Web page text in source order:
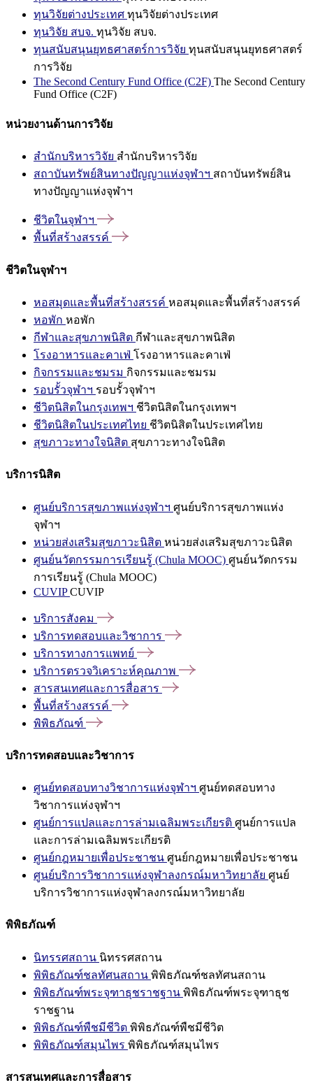
ทุนวิจัยต่างประเทศ ทุนวิจัยต่างประเทศ
ทุนวิจัย สบจ. ทุนวิจัย สบจ.
ทุนสนับสนุนยุทธศาสตร์การวิจัย ทุนสนับสนุนยุทธศาสตร์
การวิจัย
The Second Century Fund Office (C2F) The Second Century
Fund Office (C2F)
หน่วยงานด้านการวิจัย
สำนักบริหารวิจัย สำนักบริหารวิจัย
สถาบันทรัพย์สินทางปัญญาแห่งจุฬาฯ สถาบันทรัพย์สิน
ทางปัญญาแห่งจุฬาฯ
ชีวิตในจุฬาฯ
พื้นที่สร้างสรรค์
ชีวิตในจุฬาฯ
หอสมุดและพื้นที่สร้างสรรค์ หอสมุดและพื้นที่สร้างสรรค์
หอพัก หอพัก
กีฬาและสุขภาพนิสิต กีฬาและสุขภาพนิสิต
โรงอาหารและคาเฟ่ โรงอาหารและคาเฟ่
กิจกรรมและชมรม กิจกรรมและชมรม
รอบรั้วจุฬาฯ รอบรั้วจุฬาฯ
ชีวิตนิสิตในกรุงเทพฯ ชีวิตนิสิตในกรุงเทพฯ
ชีวิตนิสิตในประเทศไทย ชีวิตนิสิตในประเทศไทย
สุขภาวะทางใจนิสิต สุขภาวะทางใจนิสิต
บริการนิสิต
ศูนย์บริการสุขภาพแห่งจุฬาฯ ศูนย์บริการสุขภาพแห่ง
จุฬาฯ
หน่วยส่งเสริมสุขภาวะนิสิต หน่วยส่งเสริมสุขภาวะนิสิต
ศูนย์นวัตกรรมการเรียนรู้ (Chula MOOC) ศูนย์นวัตกรรม
การเรียนรู้ (Chula MOOC)
CUVIPCUVIP
บริการสังคม
บริการทดสอบและวิชาการ
บริการทางการแพทย์
บริการตรวจวิเคราะห์คุณภาพ
สารสนเทศและการสื่อสาร
พื้นที่สร้างสรรค์
พิพิธภัณฑ์
บริการทดสอบและวิชาการ
ศูนย์ทดสอบทางวิชาการแห่งจุฬาฯ ศูนย์ทดสอบทาง
วิชาการแห่งจุฬาฯ
ศูนย์การแปลและการล่ามเฉลิมพระเกียรติ ศูนย์การแปล
และการล่ามเฉลิมพระเกียรติ
ศูนย์กฎหมายเพื่อประชาชน ศูนย์กฎหมายเพื่อประชาชน
ศูนย์บริการวิชาการแห่งจุฬาลงกรณ์มหาวิทยาลัย ศูนย์
บริการวิชาการแห่งจุฬาลงกรณ์มหาวิทยาลัย
พิพิธภัณฑ์
นิทรรศสถาน นิทรรศสถาน
พิพิธภัณฑ์ชลทัศนสถาน พิพิธภัณฑ์ชลทัศนสถาน
พิพิธภัณฑ์พระจุฑาธุชราชฐาน พิพิธภัณฑ์พระจุฑาธุช
ราชฐาน
พิพิธภัณฑ์พืชมีชีวิต พิพิธภัณฑ์พืชมีชีวิต
พิพิธภัณฑ์สมุนไพร พิพิธภัณฑ์สมุนไพร
สารสนเทศและการสื่อสาร